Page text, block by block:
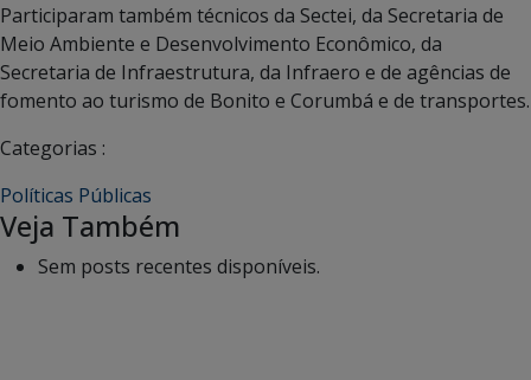
Participaram também técnicos da Sectei, da Secretaria de
Meio Ambiente e Desenvolvimento Econômico, da
Secretaria de Infraestrutura, da Infraero e de agências de
fomento ao turismo de Bonito e Corumbá e de transportes.
Categorias :
Políticas Públicas
Veja Também
Sem posts recentes disponíveis.